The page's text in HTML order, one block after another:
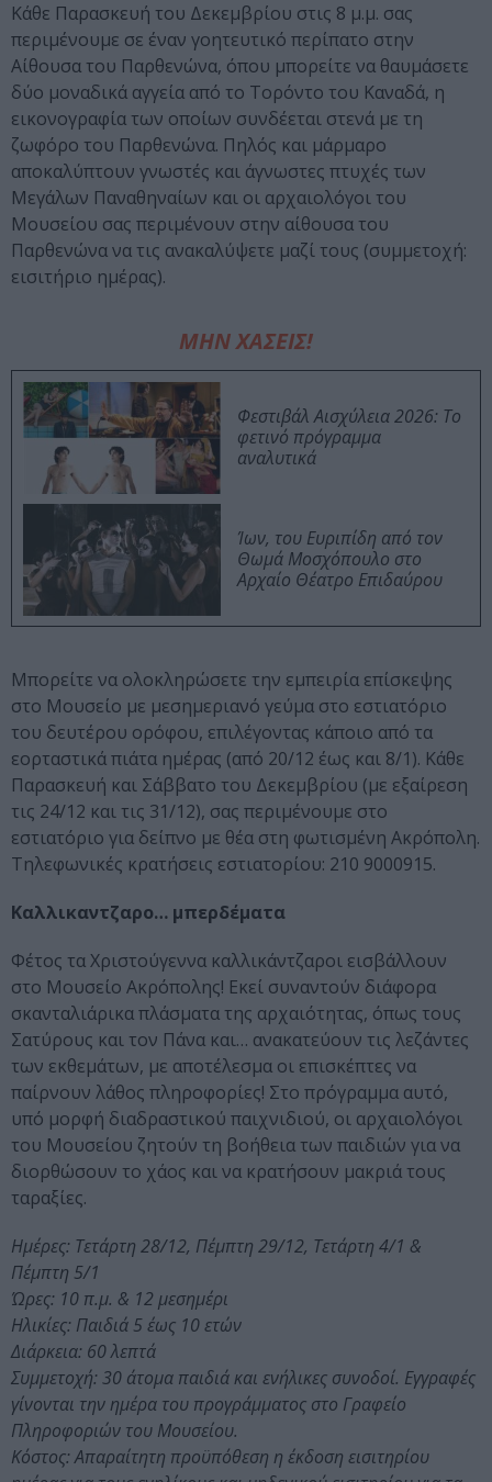
Κάθε Παρασκευή του Δεκεμβρίου στις 8 μ.μ. σας
περιμένουμε σε έναν γοητευτικό περίπατο στην
Αίθουσα του Παρθενώνα, όπου μπορείτε να θαυμάσετε
δύο μοναδικά αγγεία από το Τορόντο του Καναδά, η
εικονογραφία των οποίων συνδέεται στενά με τη
ζωφόρο του Παρθενώνα. Πηλός και μάρμαρο
αποκαλύπτουν γνωστές και άγνωστες πτυχές των
Μεγάλων Παναθηναίων και οι αρχαιολόγοι του
Μουσείου σας περιμένουν στην αίθουσα του
Παρθενώνα να τις ανακαλύψετε μαζί τους (συμμετοχή:
εισιτήριο ημέρας).
ΜΗΝ ΧΑΣΕΙΣ!
Φεστιβάλ Αισχύλεια 2026: Το
φετινό πρόγραμμα
αναλυτικά
Ίων, του Ευριπίδη από τον
Θωμά Μοσχόπουλο στο
Αρχαίο Θέατρο Επιδαύρου
Μπορείτε να ολοκληρώσετε την εμπειρία επίσκεψης
στο Μουσείο με μεσημεριανό γεύμα στο εστιατόριο
του δευτέρου ορόφου, επιλέγοντας κάποιο από τα
εορταστικά πιάτα ημέρας (από 20/12 έως και 8/1). Κάθε
Παρασκευή και Σάββατο του Δεκεμβρίου (με εξαίρεση
τις 24/12 και τις 31/12), σας περιμένουμε στο
εστιατόριο για δείπνο με θέα στη φωτισμένη Ακρόπολη.
Τηλεφωνικές κρατήσεις εστιατορίου: 210 9000915.
Καλλικαντζαρο… μπερδέματα
Φέτος τα Χριστούγεννα καλλικάντζαροι εισβάλλουν
στο Μουσείο Ακρόπολης! Εκεί συναντούν διάφορα
σκανταλιάρικα πλάσματα της αρχαιότητας, όπως τους
Σατύρους και τον Πάνα και… ανακατεύουν τις λεζάντες
των εκθεμάτων, με αποτέλεσμα οι επισκέπτες να
παίρνουν λάθος πληροφορίες! Στο πρόγραμμα αυτό,
υπό μορφή διαδραστικού παιχνιδιού, οι αρχαιολόγοι
του Μουσείου ζητούν τη βοήθεια των παιδιών για να
διορθώσουν το χάος και να κρατήσουν μακριά τους
ταραξίες.
Ημέρες: Τετάρτη 28/12, Πέμπτη 29/12, Τετάρτη 4/1 &
Πέμπτη 5/1
Ώρες: 10 π.μ. & 12 μεσημέρι
Ηλικίες: Παιδιά 5 έως 10 ετών
Διάρκεια: 60 λεπτά
Συμμετοχή: 30 άτομα παιδιά και ενήλικες συνοδοί. Εγγραφές
γίνονται την ημέρα του προγράμματος στο Γραφείο
Πληροφοριών του Μουσείου.
Κόστος: Απαραίτητη προϋπόθεση η έκδοση εισιτηρίου